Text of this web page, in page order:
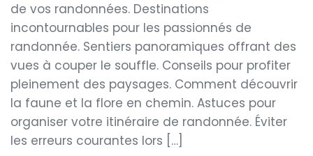
de vos randonnées. Destinations
incontournables pour les passionnés de
randonnée. Sentiers panoramiques offrant des
vues à couper le souffle. Conseils pour profiter
pleinement des paysages. Comment découvrir
la faune et la flore en chemin. Astuces pour
organiser votre itinéraire de randonnée. Éviter
les erreurs courantes lors […]